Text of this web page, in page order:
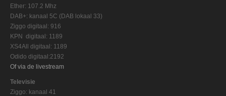
Ether: 107.2 Mhz
DAB+: kanaal 5C (DAB lokaal 33)
Ziggo digitaal: 916
KPN digitaal: 1189
XS4All digitaal: 1189
Odido digitaal:2192
Of via de livestream
Televisie
Ziggo: kanaal 41